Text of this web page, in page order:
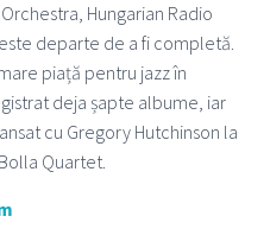
Hungarian Radio
departe de a fi completă.
piață pentru jazz în
deja șapte albume, iar
cu Gregory Hutchinson la
Quartet.